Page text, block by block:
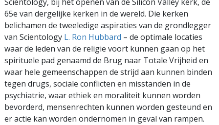
65e van dergelijke kerken in de wereld. Die kerken
belichamen de tweeledige aspiraties van de grondlegger
van Scientology L. Ron Hubbard – de optimale locaties
waar de leden van de religie voort kunnen gaan op het
spirituele pad genaamd de Brug naar Totale Vrijheid en
waar hele gemeenschappen de strijd aan kunnen binden
tegen drugs, sociale conflicten en misstanden in de
psychiatrie, waar ethiek en moraliteit kunnen worden
bevorderd, mensenrechten kunnen worden gesteund en
er actie kan worden ondernomen in geval van rampen.